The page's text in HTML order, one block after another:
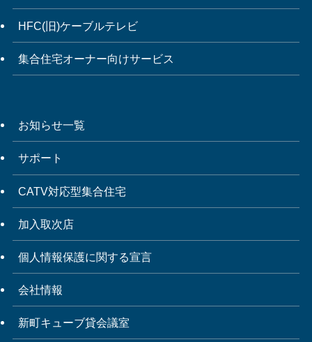
HFC(旧)ケーブルテレビ
集合住宅オーナー向けサービス
お知らせ一覧
サポート
CATV対応型集合住宅
加入取次店
個人情報保護に関する宣言
会社情報
新町キューブ貸会議室